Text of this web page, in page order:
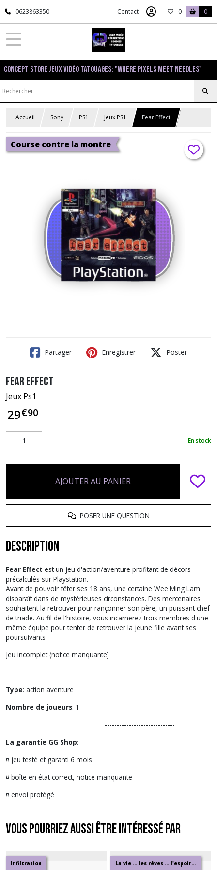
0623863350 Contact 0 0
Concept Store Jeux Vidéo Tatouages: "Where pixels meet needles"
Accueil Sony PS1 Jeux PS1 Fear Effect
Course contre la montre
Partager Enregistrer Poster
Fear Effect
Jeux Ps1
29€90
En stock
AJOUTER AU PANIER
POSER UNE QUESTION
Description
Fear Effect est un jeu d'action/aventure profitant de décors
précalculés sur Playstation.
Avant de pouvoir fêter ses 18 ans, une certaine Wee Ming Lam
disparaît dans de mystérieuses circonstances. Des mercenaires
souhaitent la retrouver pour rançonner son père, un puissant chef
de triade. Au fil de l'histoire, vous incarnerez trois membres d'une
même équipe pour tenter de retrouver la jeune fille avant ses
poursuivants.
Jeu incomplet (notice manquante)
-----------------------------
Type: action aventure
Nombre de joueurs: 1
-----------------------------
La garantie GG Shop:
¤ jeu testé et garanti 6 mois
¤ boîte en état correct, notice manquante
¤ envoi protégé
Vous pourriez aussi être intéressé par
Infiltration La vie ... les rêves ... l'espoir ..."